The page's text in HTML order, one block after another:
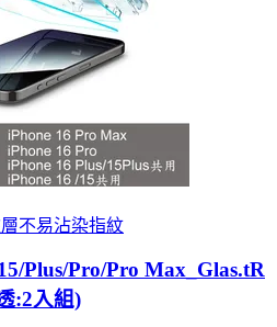
不易沾染指紋
Plus/Pro/Pro Max_Glas.tR
:2入組)